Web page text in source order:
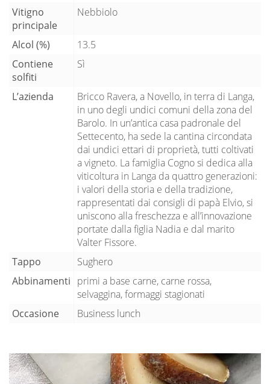
Vitigno
principale
Nebbiolo
Alcol (%)
13.5
Contiene
solfiti
Sì
L’azienda
Bricco Ravera, a Novello, in terra di Langa,
in uno degli undici comuni della zona del
Barolo. In un’antica casa padronale del
Settecento, ha sede la cantina circondata
dai undici ettari di proprietà, tutti coltivati
a vigneto. La famiglia Cogno si dedica alla
viticoltura in Langa da quattro generazioni:
i valori della storia e della tradizione,
rappresentati dai consigli di papà Elvio, si
uniscono alla freschezza e all’innovazione
portate dalla figlia Nadia e dal marito
Valter Fissore.
Tappo
Sughero
Abbinamenti primi a base carne, carne rossa,
selvaggina, formaggi stagionati
Occasione
Business lunch